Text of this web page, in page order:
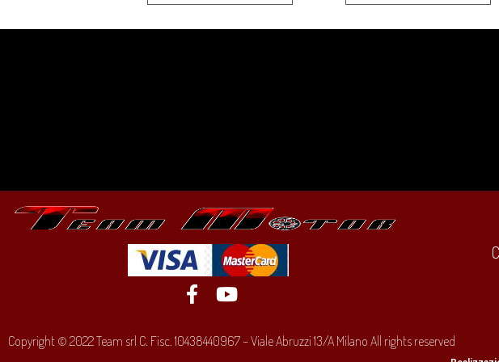
Copyright © 2022 Team srl C. Fisc. 10438440967 – Viale Abruzzi 13/A Milano All rights reserved